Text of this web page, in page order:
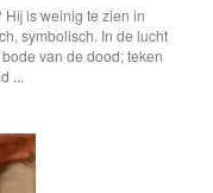
is weinig te zien in
symbolisch. In de lucht
van de dood; teken
...